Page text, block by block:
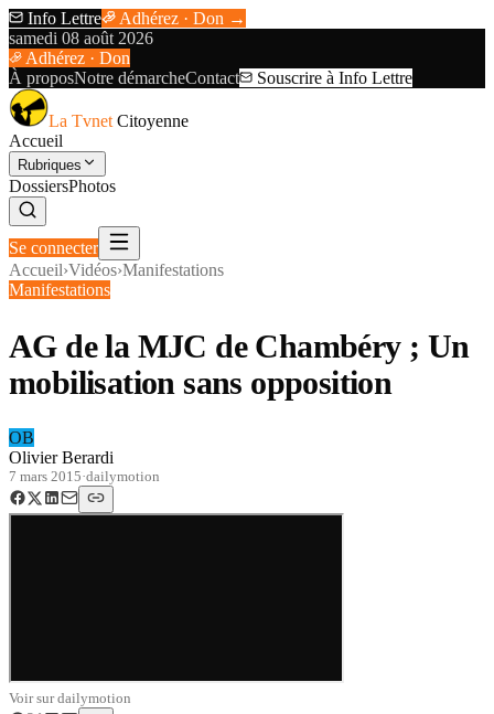
Info Lettre
Adhérez · Don →
samedi 08 août 2026
Adhérez · Don
À proposNotre démarcheContact Souscrire à Info Lettre
La Tvnet Citoyenne
Accueil
Rubriques
DossiersPhotos
Se connecter
Accueil›Vidéos›Manifestations
Manifestations
AG de la MJC de Chambéry ; Un
mobilisation sans opposition
OB
Olivier Berardi
7 mars 2015·dailymotion
Voir surdailymotion